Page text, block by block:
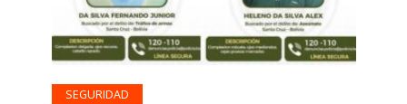
SEGURIDAD